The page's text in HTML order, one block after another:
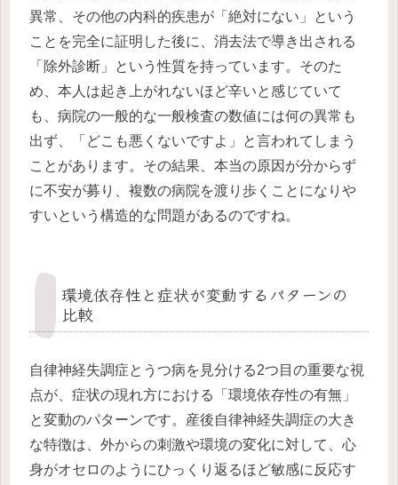
異常、その他の内科的疾患が「絶対にない」という
ことを完全に証明した後に、消去法で導き出される
「除外診断」という性質を持っています。そのた
め、本人は起き上がれないほど辛いと感じていて
も、病院の一般的な一般検査の数値には何の異常も
出ず、「どこも悪くないですよ」と言われてしまう
ことがあります。その結果、本当の原因が分からず
に不安が募り、複数の病院を渡り歩くことになりや
すいという構造的な問題があるのですね。
環境依存性と症状が変動するパターンの
比較
自律神経失調症とうつ病を見分ける2つ目の重要な視
点が、症状の現れ方における「環境依存性の有無」
と変動のパターンです。産後自律神経失調症の大き
な特徴は、外からの刺激や環境の変化に対して、心
身がオセロのようにひっくり返るほど敏感に反応す